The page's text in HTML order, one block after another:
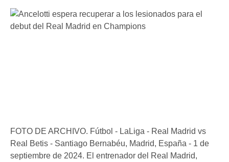
FOTO DE ARCHIVO. Fútbol - LaLiga - Real Madrid vs
Real Betis - Santiago Bernabéu, Madrid, España - 1 de
septiembre de 2024. El entrenador del Real Madrid,